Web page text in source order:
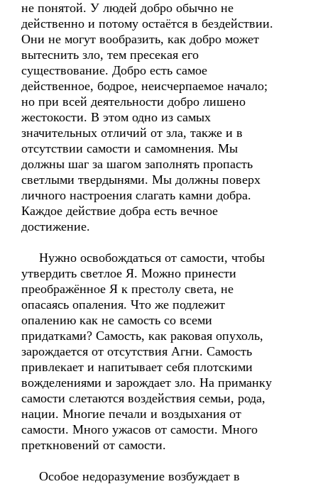
не понятой. У людей добро обычно не
действенно и потому остаётся в бездействии.
Они не могут вообразить, как добро может
вытеснить зло, тем пресекая его
существование. Добро есть самое
действенное, бодрое, неисчерпаемое начало;
но при всей деятельности добро лишено
жестокости. В этом одно из самых
значительных отличий от зла, также и в
отсутствии самости и самомнения. Мы
должны шаг за шагом заполнять пропасть
светлыми твердынями. Мы должны поверх
личного настроения слагать камни добра.
Каждое действие добра есть вечное
достижение.
Нужно освобождаться от самости, чтобы
утвердить светлое Я. Можно принести
преображённое Я к престолу света, не
опасаясь опаления. Что же подлежит
опалению как не самость со всеми
придатками? Самость, как раковая опухоль,
зарождается от отсутствия Агни. Самость
привлекает и напитывает себя плотскими
вожделениями и зарождает зло. На приманку
самости слетаются воздействия семьи, рода,
нации. Многие печали и воздыхания от
самости. Много ужасов от самости. Много
преткновений от самости.
Особое недоразумение возбуждает в